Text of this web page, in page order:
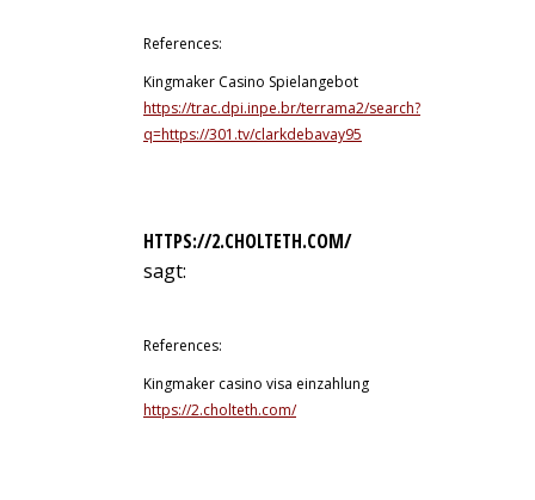
References:
Kingmaker Casino Spielangebot
https://trac.dpi.inpe.br/terrama2/search?
q=https://301.tv/clarkdebavay95
HTTPS://2.CHOLTETH.COM/
sagt:
References:
Kingmaker casino visa einzahlung
https://2.cholteth.com/